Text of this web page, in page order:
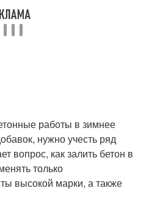
работы в зимнее
нужно учесть ряд
вопрос, как залить бетон в
только
высокой марки, а также